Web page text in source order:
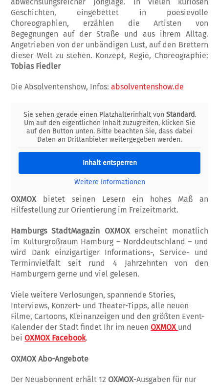
Geschichten, eingebettet in poesie­volle
Choreographien, erzählen die Artisten von
Begegnungen auf der Straße und aus ihrem Alltag.
Angetrieben von der unbändigen Lust, auf den Brettern
dieser Welt zu stehen. Kon­zept, Regie, Choreographie:
Tobias Fiedler
Die Absolventenshow, Infos:absolventenshow.de
Sie sehen gerade einen Platzhalterinhalt von Standard.
Um auf den eigentlichen Inhalt zuzugreifen, klicken Sie
auf den Button unten. Bitte beachten Sie, dass dabei
Daten an Drittanbieter weitergegeben werden.
Inhalt entsperren
Weitere Informationen
OXMOXbietet seinen Lesern ein hohes Maß an
Hilfestellung zur Orientierung im Freizeitmarkt.
Hamburgs StadtMagazin OXMOX erscheint monatlich
im Kulturgroßraum Hamburg – Norddeutschland – und
wird Dank einzigartiger Informations-, Service- und
Terminvielfalt seit rund 4 Jahrzehnten von den
Hamburgern gerne und viel gelesen.
Viele weitere Verlosungen, spannende Stories,
Interviews, Konzert- und Theater-Tipps, alle neuen
Filme, Cartoons, Kleinanzeigen und den größten Event-
Kalender der Stadt findet Ihr im neuen OXMOX und
bei OXMOX Facebook.
OXMOX Abo-Angebote
Der Neuabonnent erhält 12 OXMOX-Ausgaben für nur